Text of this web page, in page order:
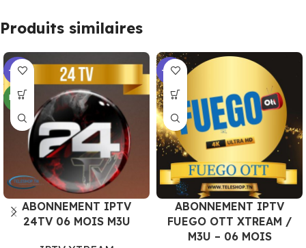
Produits similaires
-28%
NEW
ABONNEMENT IPTV
24TV 06 MOIS M3U
-15%
ABONNEMENT IPTV
FUEGO OTT XTREAM /
M3U – 06 MOIS